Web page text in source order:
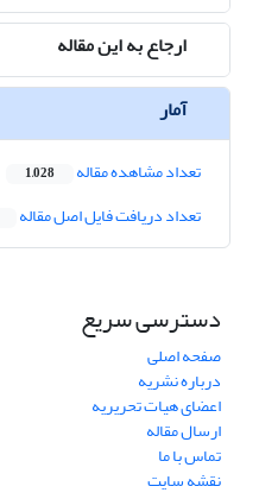
ارجاع به این مقاله
آمار
تعداد مشاهده مقاله 1,028
تعداد دریافت فایل اصل مقاله
دسترسی سریع
صفحه اصلی
درباره نشریه
اعضای هیات تحریریه
ارسال مقاله
تماس با ما
نقشه سایت